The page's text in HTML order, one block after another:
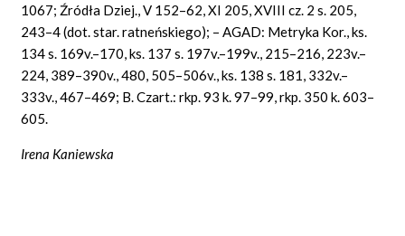
1067; Źródła Dziej., V 152–62, XI 205, XVIII cz. 2 s. 205,
243–4 (dot. star. ratneńskiego); – AGAD: Metryka Kor., ks.
134 s. 169v.–170, ks. 137 s. 197v.–199v., 215–216, 223v.–
224, 389–390v., 480, 505–506v., ks. 138 s. 181, 332v.–
333v., 467–469; B. Czart.: rkp. 93 k. 97–99, rkp. 350 k. 603–
605.
Irena Kaniewska